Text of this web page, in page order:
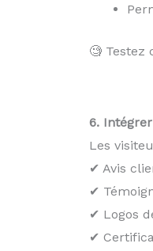
🧐 Testez
6.
Les
✔ Avis
✔
✔ Logos
✔